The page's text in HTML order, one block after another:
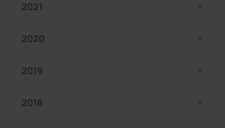
2021
2020
2019
2018